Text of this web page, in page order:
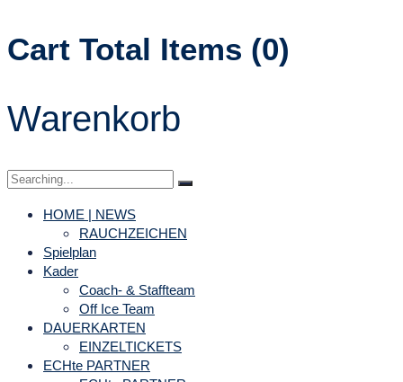
Cart Total Items (0)
Warenkorb
Search
HOME | NEWS
RAUCHZEICHEN
Spielplan
Kader
Coach- & Staffteam
Off Ice Team
DAUERKARTEN
EINZELTICKETS
ECHte PARTNER